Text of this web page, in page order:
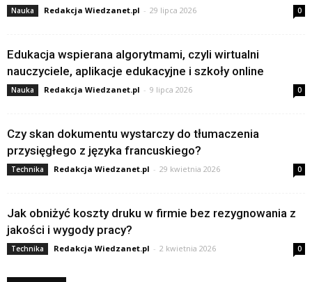
Nauka Redakcja Wiedzanet.pl - 29 lipca 2026 0
Edukacja wspierana algorytmami, czyli wirtualni
nauczyciele, aplikacje edukacyjne i szkoły online
Nauka Redakcja Wiedzanet.pl - 9 lipca 2026 0
Czy skan dokumentu wystarczy do tłumaczenia
przysięgłego z języka francuskiego?
Technika Redakcja Wiedzanet.pl - 29 kwietnia 2026 0
Jak obniżyć koszty druku w firmie bez rezygnowania z
jakości i wygody pracy?
Technika Redakcja Wiedzanet.pl - 2 kwietnia 2026 0